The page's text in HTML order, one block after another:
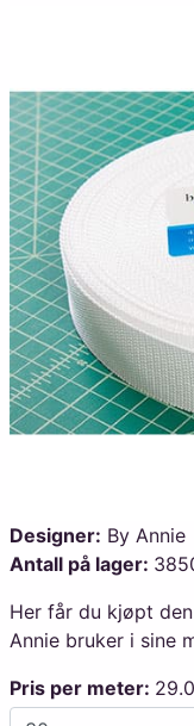
Designer: By Annie
Antall på lager:
Her får du kjøpt
Annie bruker i sine
Pris per meter: